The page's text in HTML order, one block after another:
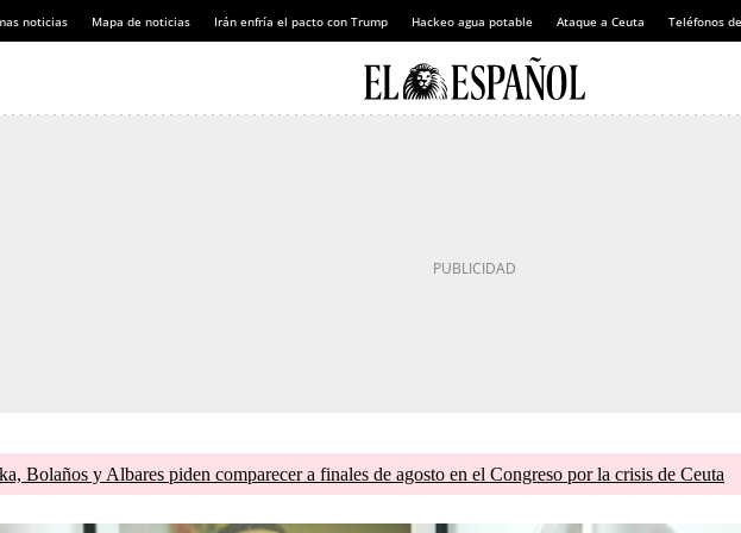
noticias Mapa de noticias Irán enfría el pacto con Trump Hackeo agua potable Ataque a Ceuta Teléfonos
Bolaños y Albares piden comparecer a finales de agosto en el Congreso por la crisis de Ceuta